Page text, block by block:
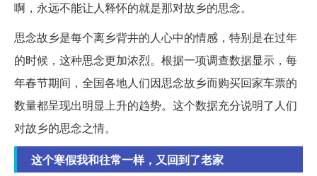
啊，永远不能让人释怀的就是那对故乡的思念。
思念故乡是每个离乡背井的人心中的情感，特别是在过年
的时候，这种思念更加浓烈。根据一项调查数据显示，每
年春节期间，全国各地人们因思念故乡而购买回家车票的
数量都呈现出明显上升的趋势。这个数据充分说明了人们
对故乡的思念之情。
这个寒假我和往常一样，又回到了老家